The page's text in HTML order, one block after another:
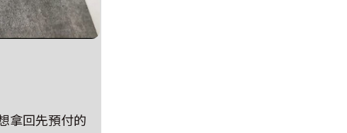
拿回先預付的